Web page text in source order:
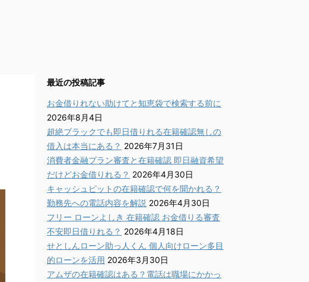
最近の投稿記事
お金借りれない助けてと知恵袋で検索する前に
2026年8月4日
超絶ブラックでも即日借りれる在籍確認無しの
借入は本当にある？ 2026年7月31日
消費者金融プラン審査と在籍確認 即日融資希望
だけどお金借りれる？ 2026年4月30日
キャッシュピットの在籍確認で何を聞かれる？
勤務先への電話内容を解説 2026年4月30日
フリー ローンよしき 在籍確認 お金借りる審査
不安即日借りれる？ 2026年4月18日
せとしんローン助っ人くん 個人向けローン多目
的ローンを活用 2026年3月30日
アムザの在籍確認はある？電話は職場にかかっ